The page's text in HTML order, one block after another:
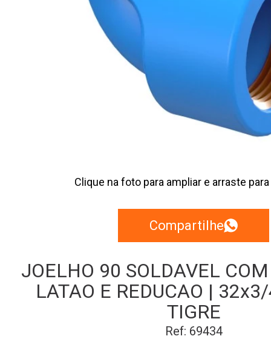
Clique na foto para ampliar e arraste
Compartilhe
JOELHO 90 SOLDAVEL
LATAO E REDUCAO |
TIGRE
Ref: 69434